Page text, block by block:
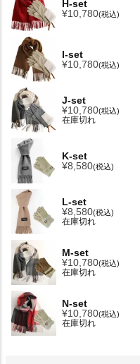
H-set
¥10,780 税込
I-set
¥10,780 税込
J-set
¥10,780 税込
在庫切れ
K-set
¥8,580 税込
L-set
¥8,580 税込
在庫切れ
M-set
¥10,780 税込
在庫切れ
N-set
¥10,780 税込
在庫切れ